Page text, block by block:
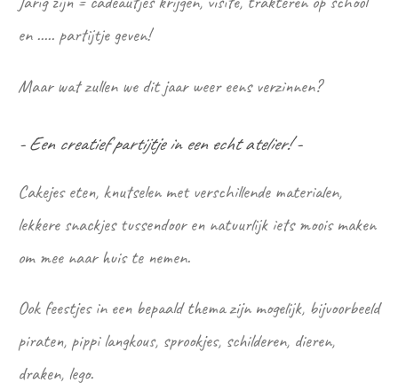
en ..... partijtje geven!
Maar wat zullen we dit jaar weer eens verzinnen?
- Een creatief partijtje in een echt atelier! -
Cakejes eten, knutselen met verschillende materialen,
lekkere snackjes tussendoor en natuurlijk iets moois maken
om mee naar huis te nemen.
Ook feestjes in een bepaald thema zijn mogelijk, bijvoorbeeld
piraten, pippi langkous, sprookjes, schilderen, dieren,
draken, lego.